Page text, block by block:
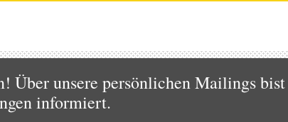
Über unsere persönlichen Mailings
informiert.